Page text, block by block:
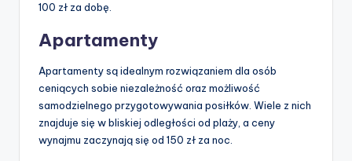
100 zł za dobę.
Apartamenty
Apartamenty są idealnym rozwiązaniem dla osób
ceniących sobie niezależność oraz możliwość
samodzielnego przygotowywania posiłków. Wiele z nich
znajduje się w bliskiej odległości od plaży, a ceny
wynajmu zaczynają się od 150 zł za noc.